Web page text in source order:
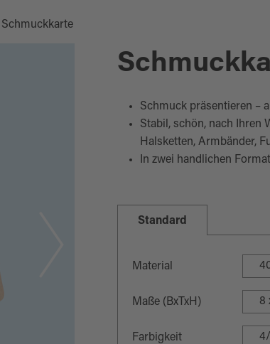
Schmuckkarte
Schmuck präsentieren –
Stabil, schön, nach Ihren
Halsketten, Armbänder,
In zwei handlichen
Standard
Material
Maße (BxTxH) 8
Farbigkeit